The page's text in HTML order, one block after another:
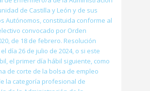
de Castilla y León y de sus
Autónomos, constituida conforme al
convocado por Orden
de 18 de febrero. Resolución
día 26 de julio de 2024, o si este
el primer día hábil siguiente, como
de corte de la bolsa de empleo
la categoría profesional de